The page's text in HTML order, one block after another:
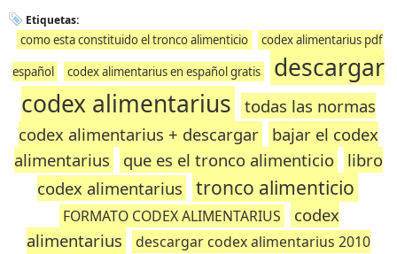
Etiquetas:
como esta constituido el tronco alimenticio
codex alimentarius pdf
español
codex alimentarius en español gratis
descargar
codex alimentarius
todas las normas
codex alimentarius + descargar
bajar el codex
alimentarius
que es el tronco alimenticio
libro
codex alimentarius
tronco alimenticio
FORMATO CODEX ALIMENTARIUS
codex
alimentarius
descargar codex alimentarius 2010